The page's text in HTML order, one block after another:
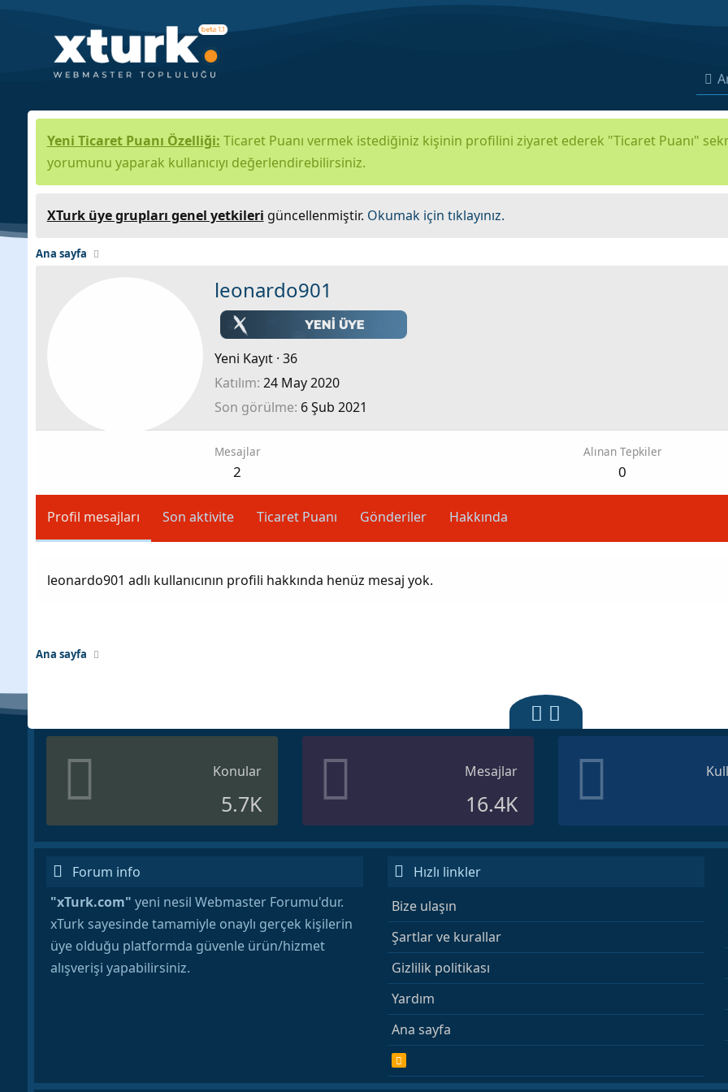
Yeni Ticaret Puanı Özelliği: Ticaret Puanı vermek istediğiniz kişinin profilini ziyaret ederek "Ticaret Puanı"
yorumunu yaparak kullanıcıyı değerlendirebilirsiniz.
XTurk üye grupları genel yetkileri güncellenmiştir. Okumak için tıklayınız.
Ana sayfa
leonardo901
Yeni Kayıt · 36
Katılım 24 May 2020
Son görülme 6 Şub 2021
Mesajlar
2
Alınan Tepkiler
0
Profil mesajları Son aktivite Ticaret Puanı Gönderiler Hakkında
leonardo901 adlı kullanıcının profili hakkında henüz mesaj yok.
Ana sayfa
Konular
5.7K
Mesajlar
16.4K
Forum info
"xTurk.com" yeni nesil Webmaster Forumu'dur.
xTurk sayesinde tamamiyle onaylı gerçek kişilerin
üye olduğu platformda güvenle ürün/hizmet
alışverişi yapabilirsiniz.
Hızlı linkler
Bize ulaşın
Şartlar ve kurallar
Gizlilik politikası
Yardım
Ana sayfa
R
S
S